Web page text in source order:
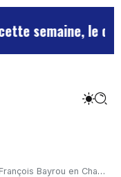
le
François Bayrou en Charente-Maritime : une visite ministérielle sous le signe de l’industrie et des transports